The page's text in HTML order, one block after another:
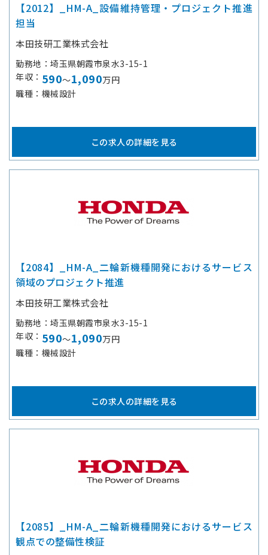
【2012】_HM-A_設備維持管理・プロジェクト推進
担当
本田技研工業株式会社
勤務地
埼玉県朝霞市泉水3-15-1
年収
590～1,090万円
職種
機械設計
この求人の詳細を見る
【2084】_HM-A_二輪新機種開発におけるサービス
領域のプロジェクト推進
本田技研工業株式会社
勤務地
埼玉県朝霞市泉水3-15-1
年収
590～1,090万円
職種
機械設計
この求人の詳細を見る
【2085】_HM-A_二輪新機種開発におけるサービス
観点での整備性検証